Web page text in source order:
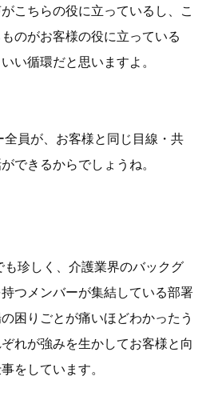
こちらの役に立っているし、こ
のがお客様の役に立っている
い循環だと思いますよ。
全員が、お客様と同じ目線・共
できるからでしょうね。
も珍しく、介護業界のバックグ
つメンバーが集結している部署
困りごとが痛いほどわかったう
れが強みを生かしてお客様と向
をしています。